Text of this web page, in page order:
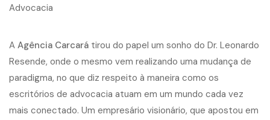
A Agência Carcará ​tirou do papel um sonho do Dr. Leonardo
Resende, onde o mesmo ​vem realizando uma mudança de
paradigma​,​ no que diz respeito ​à​ maneira como os ​
escritórios de ​advo​cacia​ ​atuam em um mundo cada vez
mais conectado.​ Um empresário visionário, que apostou em